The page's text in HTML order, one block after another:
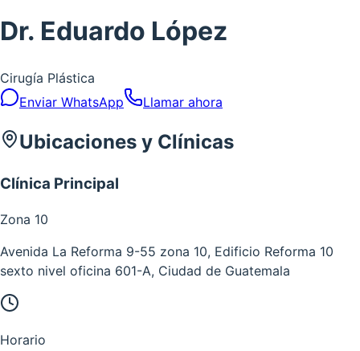
Dr. Eduardo López
Cirugía Plástica
Enviar WhatsApp
Llamar ahora
Ubicaciones y Clínicas
Clínica Principal
Zona 10
Avenida La Reforma 9-55 zona 10, Edificio Reforma 10
sexto nivel oficina 601-A, Ciudad de Guatemala
Horario